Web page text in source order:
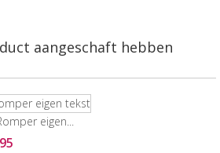
aangeschaft hebben
eigen...